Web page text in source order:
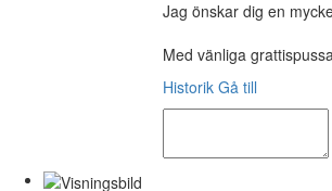
Jag önskar dig en
Med vänliga
Historik Gå till